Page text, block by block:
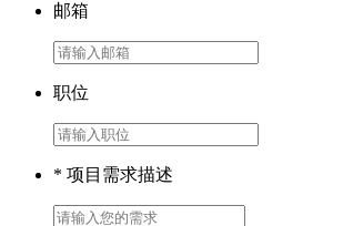
邮箱
职位
* 项目需求描述